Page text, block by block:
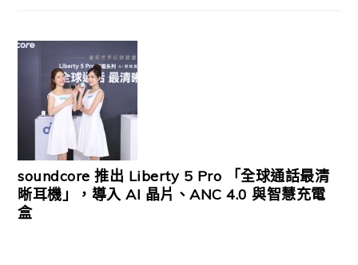
soundcore 推出 Liberty 5 Pro 「全球通話最清
晰耳機」，導入 AI 晶片、ANC 4.0 與智慧充電
盒